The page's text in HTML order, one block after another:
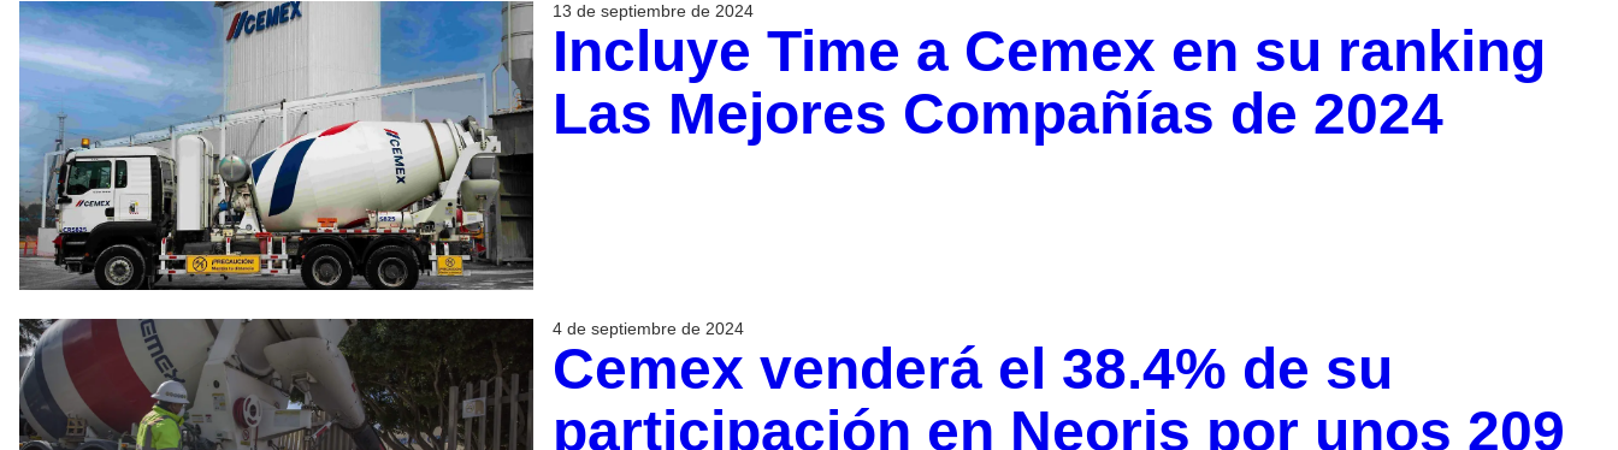
13 de septiembre de 2024
Incluye Time a Cemex en su ranking
Las Mejores Compañías de 2024
4 de septiembre de 2024
Cemex venderá el 38.4% de su
participación en Neoris por unos 209